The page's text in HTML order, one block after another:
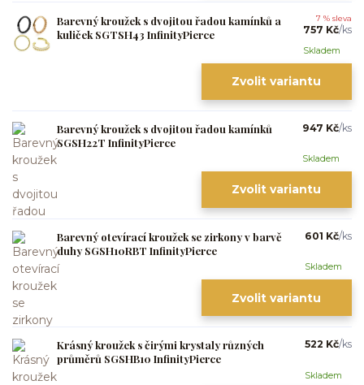
Barevný kroužek s dvojitou řadou kamínků a
kuliček SGTSH43 InfinityPierce
7 % sleva
757 Kč/ks
Skladem
Zvolit variantu
Barevný kroužek s dvojitou řadou kamínků
SGSH22T InfinityPierce
947 Kč/ks
Skladem
Zvolit variantu
Barevný otevírací kroužek se zirkony v barvě
duhy SGSH10RBT InfinityPierce
601 Kč/ks
Skladem
Zvolit variantu
Krásný kroužek s čirými krystaly různých
průměrů SGSHB10 InfinityPierce
522 Kč/ks
Skladem